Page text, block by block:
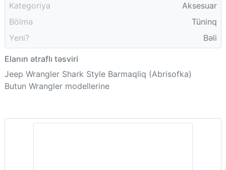
Kategoriya
Aksesuar
Bölmə
Tüninq
Yeni?
Bəli
Elanın ətraflı təsviri
Jeep Wrangler Shark Style Barmaqliq (Abrisofka)
Butun Wrangler modellerine